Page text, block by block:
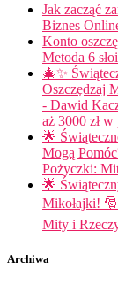
Jak zacząć
Biznes
Konto
Metoda 6
🎄✨
Oszczędzaj
- Dawid
aż 3000 zł
🌟
Mogą
Pożyczki:
🌟
Mikołajki!
Mity i
Archiwa